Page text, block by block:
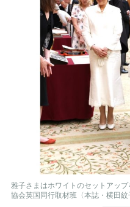
雅子さまはホワイトのセットアッ
協会英国同行取材班〈本誌・横田紋